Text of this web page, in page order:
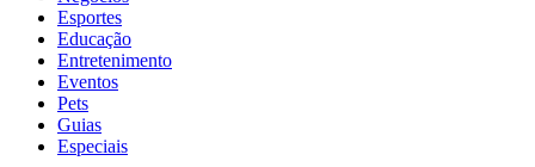
Esportes
Educação
Entretenimento
Eventos
Pets
Guias
Especiais